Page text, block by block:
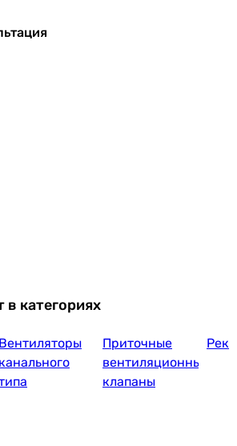
категориях
Вентиляторы
канального
Приточные
вентиляционные
клапаны